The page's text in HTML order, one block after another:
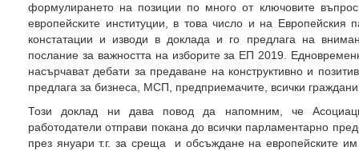
формулирането на позиции по много от ключовите
европейските институции, в това число и на Европейския
констатации и изводи в доклада и го предлага на
послание за важността на изборите за ЕП 2019.
насърчават дебати за предаване на конструктивно и
предлага за бизнеса, МСП, предприемачите, всички
Този доклад ни дава повод да напомним, че
работодатели отправи покана до всички парламентарно
през януари т.г. за среща и обсъждане на европейските